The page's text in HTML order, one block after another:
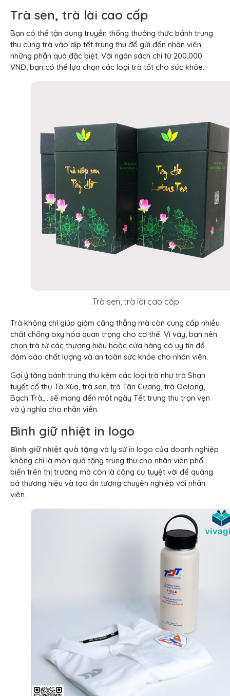
Trà sen, trà lài cao cấp
Bạn có thể tận dụng truyền thống thưởng thức bánh trung
thu cùng trà vào dịp tết trung thu để gửi đến nhân viên
những phần quà đặc biệt. Với ngân sách chỉ từ 200.000
VNĐ, bạn có thể lựa chọn các loại trà tốt cho sức khỏe.
Trà sen, trà lài cao cấp
Trà không chỉ giúp giảm căng thẳng mà còn cung cấp nhiều
chất chống oxy hóa quan trọng cho cơ thể. Vì vậy, bạn nên
chọn trà từ các thương hiệu hoặc cửa hàng có uy tín để
đảm bảo chất lượng và an toàn sức khỏe cho nhân viên.
Gợi ý tặng bánh trung thu kèm các loại trà như trà Shan
tuyết cổ thụ Tà Xùa, trà sen, trà Tân Cương, trà Oolong,
Bạch Trà,… sẽ mang đến một ngày Tết trung thu trọn vẹn
và ý nghĩa cho nhân viên.
Bình giữ nhiệt in logo
Bình giữ nhiệt quà tặng và ly sứ in logo của doanh nghiệp
không chỉ là món quà tặng trung thu cho nhân viên phổ
biến trên thị trường mà còn là công cụ tuyệt vời để quảng
bá thương hiệu và tạo ấn tượng chuyên nghiệp với nhân
viên.